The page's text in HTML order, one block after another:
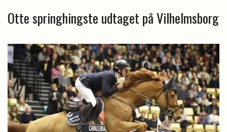
Otte springhingste udtaget på Vilhelmsborg